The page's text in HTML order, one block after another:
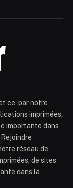
ce, par notre
imprimées,
importante dans
réseau de
de sites
dans la